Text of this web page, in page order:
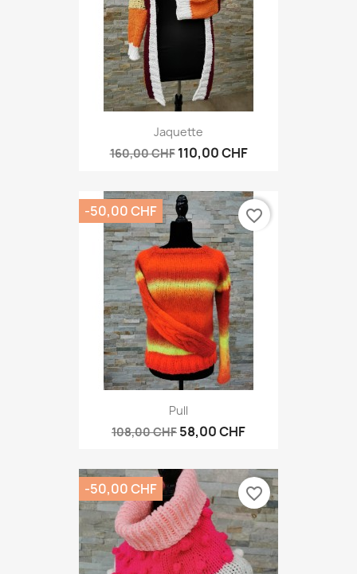
Jaquette
160,00 CHF 110,00 CHF
Pull
108,00 CHF 58,00 CHF
-50,00 CHF favorite_border
-50,00 CHF favorite_border